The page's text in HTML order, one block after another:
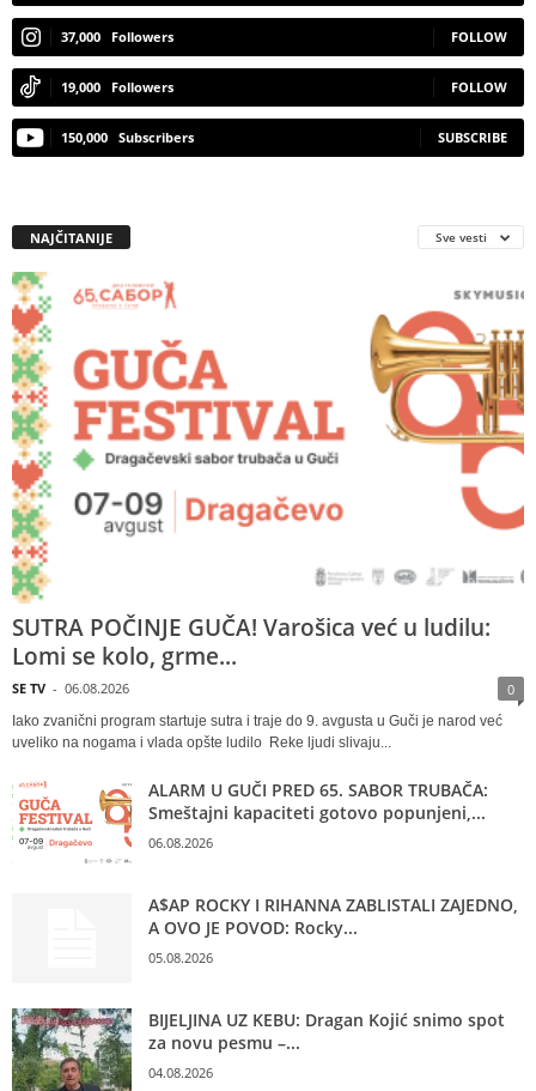
37,000 Followers FOLLOW
19,000 Followers FOLLOW
150,000 Subscribers SUBSCRIBE
NAJČITANIJE Sve vesti
SUTRA POČINJE GUČA! Varošica već u ludilu:
Lomi se kolo, grme...
SE TV - 06.08.2026 0
Iako zvanični program startuje sutra i traje do 9. avgusta u Guči je narod već
uveliko na nogama i vlada opšte ludilo Reke ljudi slivaju...
ALARM U GUČI PRED 65. SABOR TRUBAČA:
Smeštajni kapaciteti gotovo popunjeni,...
06.08.2026
A$AP ROCKY I RIHANNA ZABLISTALI ZAJEDNO,
A OVO JE POVOD: Rocky...
05.08.2026
BIJELJINA UZ KEBU: Dragan Kojić snimo spot
za novu pesmu –...
04.08.2026